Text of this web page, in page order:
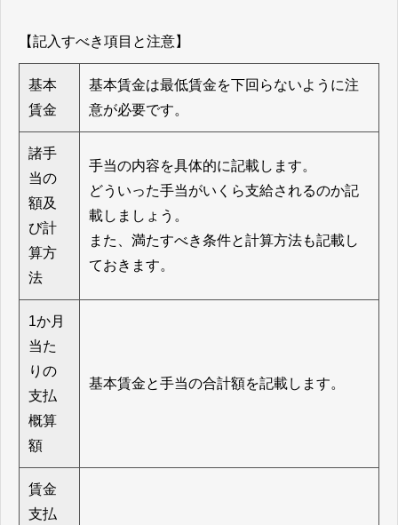
【記入すべき項目と注意】
基本
賃金
基本賃金は最低賃金を下回らないように注
意が必要です。
諸手
当の
額及
び計
算方
法
手当の内容を具体的に記載します。
どういった手当がいくら支給されるのか記
載しましょう。
また、満たすべき条件と計算方法も記載し
ておきます。
1か月
当た
りの
支払
概算
額
基本賃金と手当の合計額を記載します。
賃金
支払